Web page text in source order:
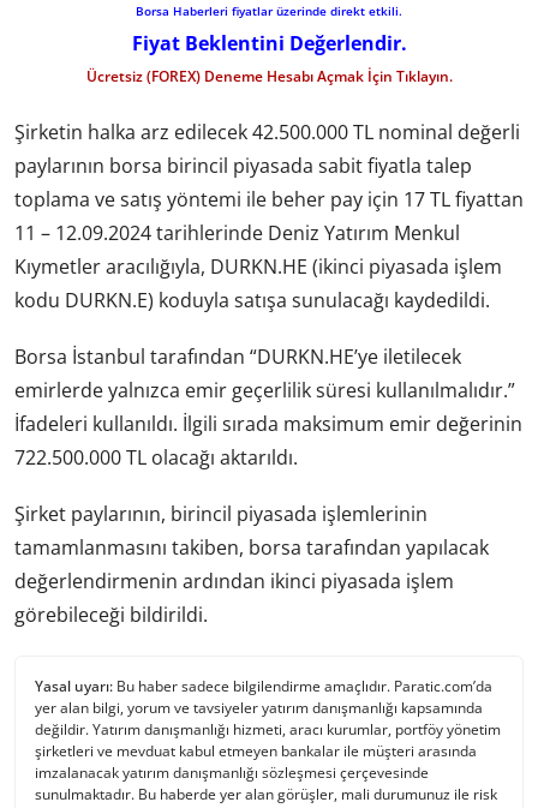
Borsa Haberleri fiyatlar üzerinde direkt etkili.
Fiyat Beklentini Değerlendir.
Ücretsiz (FOREX) Deneme Hesabı Açmak İçin Tıklayın.
Şirketin halka arz edilecek 42.500.000 TL nominal değerli
paylarının borsa birincil piyasada sabit fiyatla talep
toplama ve satış yöntemi ile beher pay için 17 TL fiyattan
11 – 12.09.2024 tarihlerinde Deniz Yatırım Menkul
Kıymetler aracılığıyla, DURKN.HE (ikinci piyasada işlem
kodu DURKN.E) koduyla satışa sunulacağı kaydedildi.
Borsa İstanbul tarafından “DURKN.HE’ye iletilecek
emirlerde yalnızca emir geçerlilik süresi kullanılmalıdır.”
İfadeleri kullanıldı. İlgili sırada maksimum emir değerinin
722.500.000 TL olacağı aktarıldı.
Şirket paylarının, birincil piyasada işlemlerinin
tamamlanmasını takiben, borsa tarafından yapılacak
değerlendirmenin ardından ikinci piyasada işlem
görebileceği bildirildi.
Yasal uyarı: Bu haber sadece bilgilendirme amaçlıdır. Paratic.com’da
yer alan bilgi, yorum ve tavsiyeler yatırım danışmanlığı kapsamında
değildir. Yatırım danışmanlığı hizmeti, aracı kurumlar, portföy yönetim
şirketleri ve mevduat kabul etmeyen bankalar ile müşteri arasında
imzalanacak yatırım danışmanlığı sözleşmesi çerçevesinde
sunulmaktadır. Bu haberde yer alan görüşler, mali durumunuz ile risk